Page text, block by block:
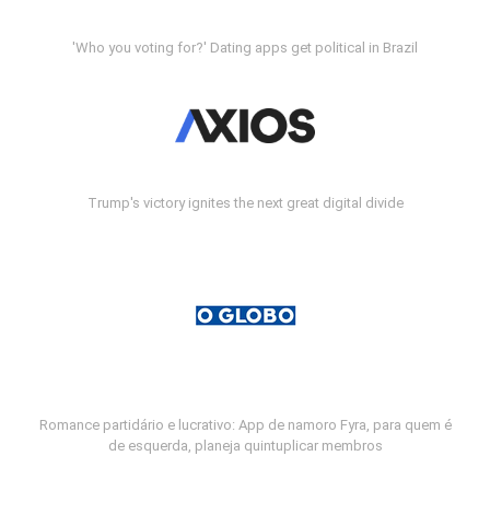
'Who you voting for?' Dating apps get political in Brazil
Trump's victory ignites the next great digital divide
Romance partidário e lucrativo: App de namoro Fyra, para quem é
de esquerda, planeja quintuplicar membros